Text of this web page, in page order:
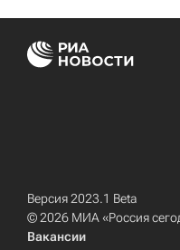
Версия 2023.1 Beta
© 2026 МИА «Россия
Вакансии